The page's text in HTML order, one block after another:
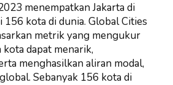
menempatkan Jakarta di
kota di dunia. Global Cities
metrik yang mengukur
dapat menarik,
menghasilkan aliran modal,
Sebanyak 156 kota di